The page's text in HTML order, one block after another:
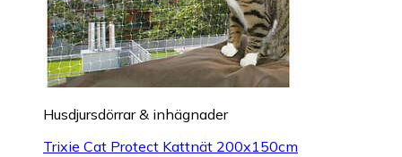
Husdjursdörrar & inhägnader
Trixie Cat Protect Kattnät 200x150cm